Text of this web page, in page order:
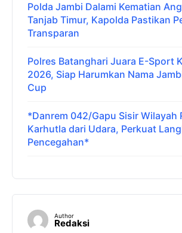
Polda Jambi Dalami Kematian
Tanjab Timur, Kapolda Pastikan
Transparan
Polres Batanghari Juara E-Sport
2026, Siap Harumkan Nama
Cup
*Danrem 042/Gapu Sisir Wilayah
Karhutla dari Udara, Perkuat
Pencegahan*
Author
Redaksi